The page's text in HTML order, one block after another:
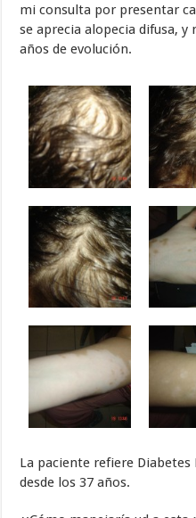
mi consulta por presentar
se aprecia alopecia difusa, y
años de evolución.
La paciente refiere
desde los 37 años.